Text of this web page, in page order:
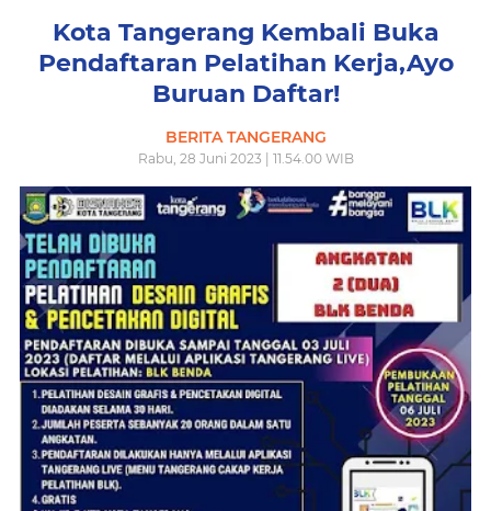
Kota Tangerang Kembali Buka
Pendaftaran Pelatihan Kerja,Ayo
Buruan Daftar!
BERITA TANGERANG
Rabu, 28 Juni 2023 | 11.54.00 WIB